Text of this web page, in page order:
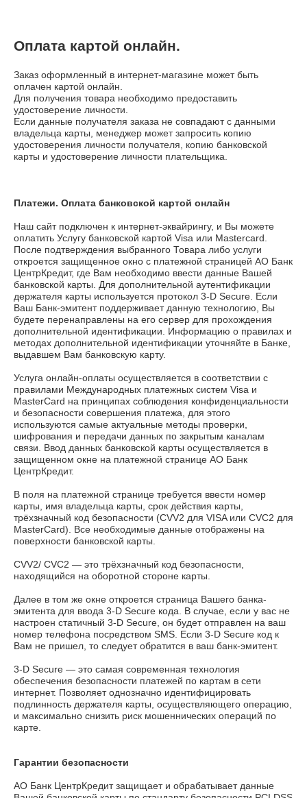
Оплата картой онлайн.
Заказ оформленный в интернет-магазине может быть
оплачен картой онлайн.
Для получения товара необходимо предоставить
удостоверение личности.
Если данные получателя заказа не совпадают с данными
владельца карты, менеджер может запросить копию
удостоверения личности получателя, копию банковской
карты и удостоверение личности плательщика.
Платежи. Оплата банковской картой онлайн
Наш сайт подключен к интернет-эквайрингу, и Вы можете
оплатить Услугу банковской картой Visa или Mastercard.
После подтверждения выбранного Товара либо услуги
откроется защищенное окно с платежной страницей АО Банк
ЦентрКредит, где Вам необходимо ввести данные Вашей
банковской карты. Для дополнительной аутентификации
держателя карты используется протокол 3-D Secure. Если
Ваш Банк-эмитент поддерживает данную технологию, Вы
будете перенаправлены на его сервер для прохождения
дополнительной идентификации. Информацию о правилах и
методах дополнительной идентификации уточняйте в Банке,
выдавшем Вам банковскую карту.
Услуга онлайн-оплаты осуществляется в соответствии с
правилами Международных платежных систем Visa и
MasterCard на принципах соблюдения конфиденциальности
и безопасности совершения платежа, для этого
используются самые актуальные методы проверки,
шифрования и передачи данных по закрытым каналам
связи. Ввод данных банковской карты осуществляется в
защищенном окне на платежной странице АО Банк
ЦентрКредит.
В поля на платежной странице требуется ввести номер
карты, имя владельца карты, срок действия карты,
трёхзначный код безопасности (CVV2 для VISA или CVC2 для
MasterCard). Все необходимые данные отображены на
поверхности банковской карты.
CVV2/ CVC2 — это трёхзначный код безопасности,
находящийся на оборотной стороне карты.
Далее в том же окне откроется страница Вашего банка-
эмитента для ввода 3-D Secure кода. В случае, если у вас не
настроен статичный 3-D Secure, он будет отправлен на ваш
номер телефона посредством SMS. Если 3-D Secure код к
Вам не пришел, то следует обратится в ваш банк-эмитент.
3-D Secure — это самая современная технология
обеспечения безопасности платежей по картам в сети
интернет. Позволяет однозначно идентифицировать
подлинность держателя карты, осуществляющего операцию,
и максимально снизить риск мошеннических операций по
карте.
Гарантии безопасности
АО Банк ЦентрКредит защищает и обрабатывает данные